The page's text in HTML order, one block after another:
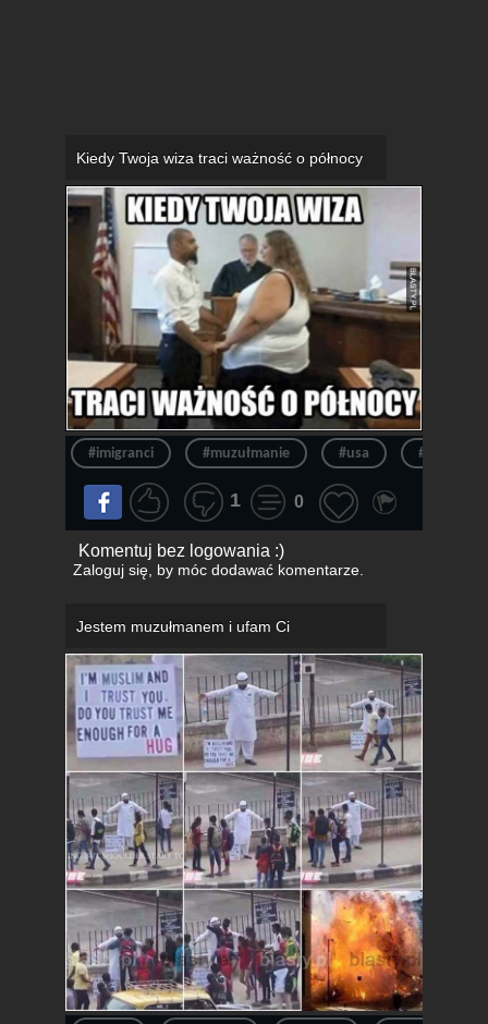
Kiedy Twoja wiza traci ważność o północy
#imigranci #muzułmanie #usa
1 0
Komentuj bez logowania :)
Zaloguj się, by móc dodawać komentarze.
Jestem muzułmanem i ufam Ci